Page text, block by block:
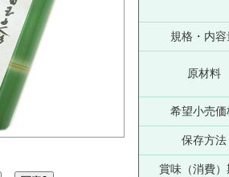
規格・内容
原材料
希望小売価
保存方法
賞味（消費）